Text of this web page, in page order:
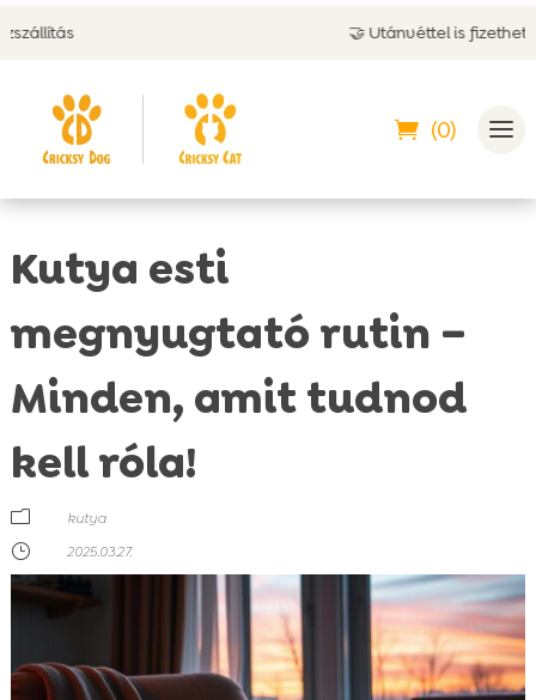
🤝 Utánvéttel is fizethetsz
(0)
Kutya esti
megnyugtató rutin –
Minden, amit tudnod
kell róla!
m
kutya
}
2025.03.27.